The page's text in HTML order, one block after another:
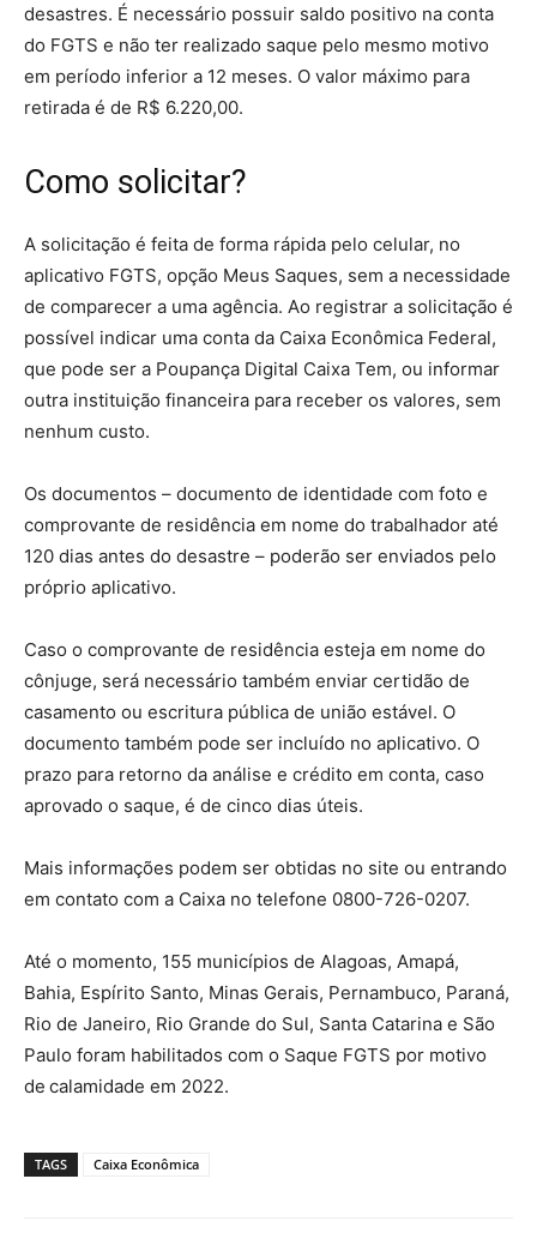
desastres. É necessário possuir saldo positivo na conta
do FGTS e não ter realizado saque pelo mesmo motivo
em período inferior a 12 meses. O valor máximo para
retirada é de R$ 6.220,00.
Como solicitar?
A solicitação é feita de forma rápida pelo celular, no
aplicativo FGTS, opção Meus Saques, sem a necessidade
de comparecer a uma agência. Ao registrar a solicitação é
possível indicar uma conta da Caixa Econômica Federal,
que pode ser a Poupança Digital Caixa Tem, ou informar
outra instituição financeira para receber os valores, sem
nenhum custo.
Os documentos – documento de identidade com foto e
comprovante de residência em nome do trabalhador até
120 dias antes do desastre – poderão ser enviados pelo
próprio aplicativo.
Caso o comprovante de residência esteja em nome do
cônjuge, será necessário também enviar certidão de
casamento ou escritura pública de união estável. O
documento também pode ser incluído no aplicativo. O
prazo para retorno da análise e crédito em conta, caso
aprovado o saque, é de cinco dias úteis.
Mais informações podem ser obtidas no site ou entrando
em contato com a Caixa no telefone 0800-726-0207.
Até o momento, 155 municípios de Alagoas, Amapá,
Bahia, Espírito Santo, Minas Gerais, Pernambuco, Paraná,
Rio de Janeiro, Rio Grande do Sul, Santa Catarina e São
Paulo foram habilitados com o Saque FGTS por motivo
de calamidade em 2022.
TAGS Caixa Econômica